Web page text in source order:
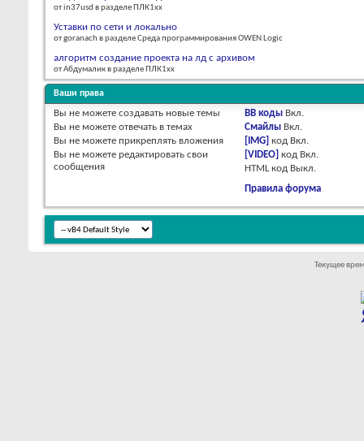
от in37usd в разделе ПЛК1хх
Уставки по сети и локально
от goranach в разделе Среда программирования OWEN Logic
алгоритм создание проекта на лд с архивом
от Абдумалик в разделе ПЛК1хх
Ваши права
Вы не можете создавать новые темы
Вы не можете отвечать в темах
Вы не можете прикреплять вложения
Вы не можете редактировать свои
сообщения
BB коды Вкл.
Смайлы Вкл.
[IMG] код Вкл.
[VIDEO] код Вкл.
HTML код Выкл.
Правила форума
Текущее